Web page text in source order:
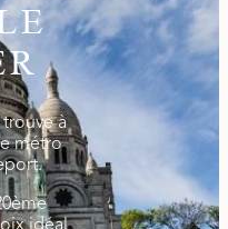
trouve à
métro